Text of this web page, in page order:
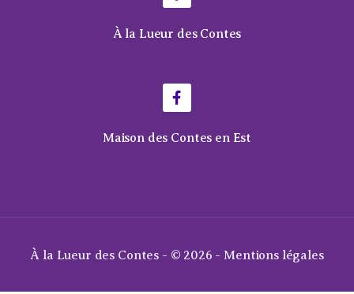
À la Lueur des Contes
Maison des Contes en Est
À la Lueur des Contes - © 2026 - Mentions légales